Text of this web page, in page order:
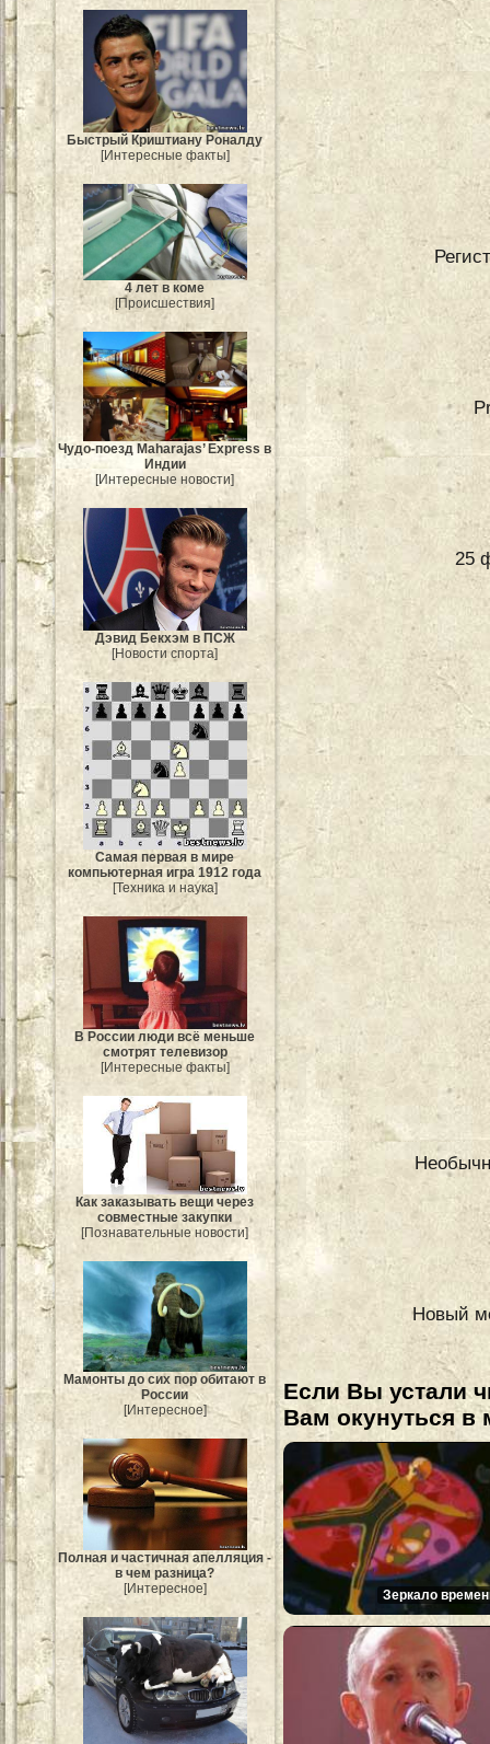
Быстрый Криштиану Роналду
[Интересные факты]
4 лет в коме
[Происшествия]
Чудо-поезд Maharajas’ Express в
Индии
[Интересные новости]
Дэвид Бекхэм в ПСЖ
[Новости спорта]
Самая первая в мире
компьютерная игра 1912 года
[Техника и наука]
В России люди всё меньше
смотрят телевизор
[Интересные факты]
Как заказывать вещи через
совместные закупки
[Познавательные новости]
Мамонты до сих пор обитают в
России
[Интересное]
Полная и частичная апелляция -
в чем разница?
[Интересное]
25
Новый
Если Вы устали
Вам окунуться в
Зеркало